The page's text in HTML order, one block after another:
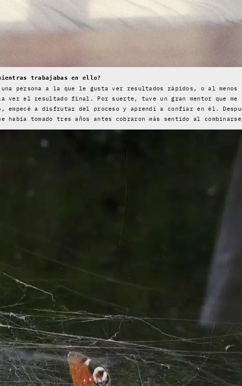
trabajabas en ello?
una persona a la que le gusta ver resultados rápidos, o al
ver el resultado final. Por suerte, tuve un gran mentor que
empecé a disfrutar del proceso y aprendí a confiar en él.
tomado tres años antes cobraron más sentido al combinarse